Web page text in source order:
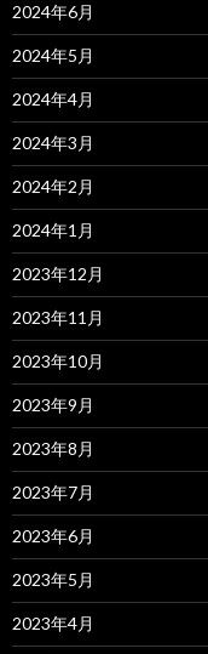
2024年6月
2024年5月
2024年4月
2024年3月
2024年2月
2024年1月
2023年12月
2023年11月
2023年10月
2023年9月
2023年8月
2023年7月
2023年6月
2023年5月
2023年4月